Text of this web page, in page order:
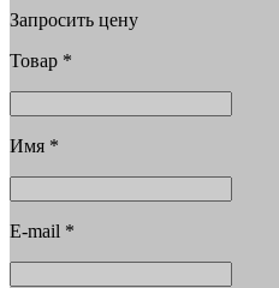
Запросить цену
Товар *
Имя *
E-mail *